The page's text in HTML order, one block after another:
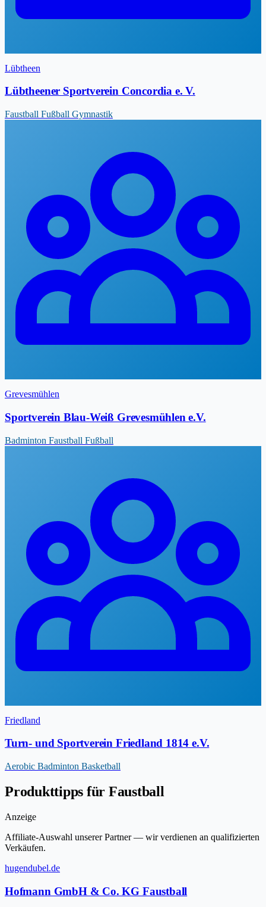
Lübtheen
Lübtheener Sportverein Concordia e. V.
Faustball Fußball Gymnastik
Grevesmühlen
Sportverein Blau-Weiß Grevesmühlen e.V.
Badminton Faustball Fußball
Friedland
Turn- und Sportverein Friedland 1814 e.V.
Aerobic Badminton Basketball
Produkttipps für Faustball
Anzeige
Affiliate-Auswahl unserer Partner — wir verdienen an qualifizierten
Verkäufen.
hugendubel.de
Hofmann GmbH & Co. KG Faustball